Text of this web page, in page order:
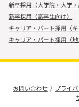
新卒採用（大学院・大学・
新卒採用（高卒生向け）
キャリア・パート採用（
キャリア・パート採用（
お問い合わせ プライ